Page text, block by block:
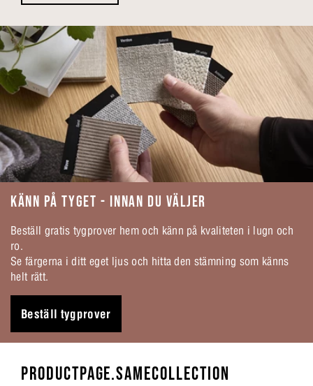
KÄNN PÅ TYGET - INNAN DU VÄLJER
Beställ gratis tygprover hem och känn på kvaliteten i lugn och
ro.
Se färgerna i ditt eget ljus och hitta den stämning som känns
helt rätt.
Beställ tygprover
PRODUCTPAGE.SAMECOLLECTION